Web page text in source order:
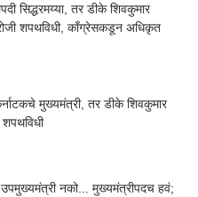
सिद्धरमय्या, तर डीके शिवकुमार
शपथविधी, काँग्रेसकडून अधिकृत
मुख्यमंत्री, तर डीके शिवकुमार
शपथविधी
नको... मुख्यमंत्रीपदच हवं;